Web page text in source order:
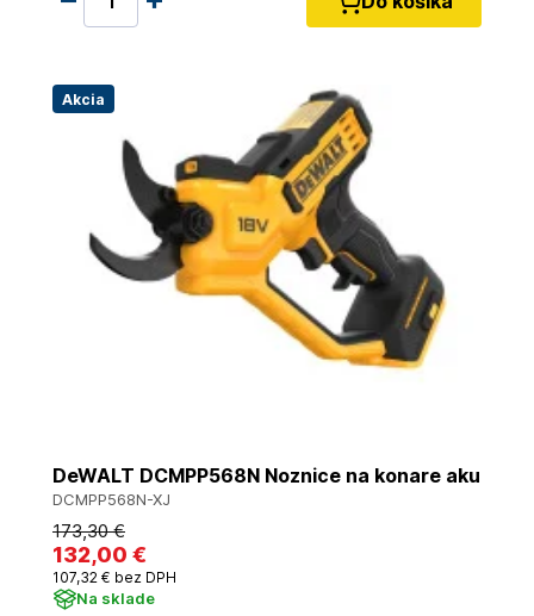
Akcia
DeWALT DCMPP568N Noznice na konare aku
DCMPP568N-XJ
173,30 €
132,00 €
107,32 € bez DPH
Na sklade